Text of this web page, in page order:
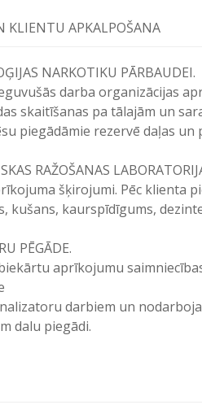
KLIENTU APKALPOŠANA
NARKOTIKU PĀRBAUDEI.
darba organizācijas
skaitīšanas pa tālajām un
piegādāmie rezervē daļas
RAŽOŠANAS
šķirojumi. Pēc klienta
kušans, kaurspīdīgums,
PĒGĀDE.
aprīkojumu
darbiem un
dalu piegādi.